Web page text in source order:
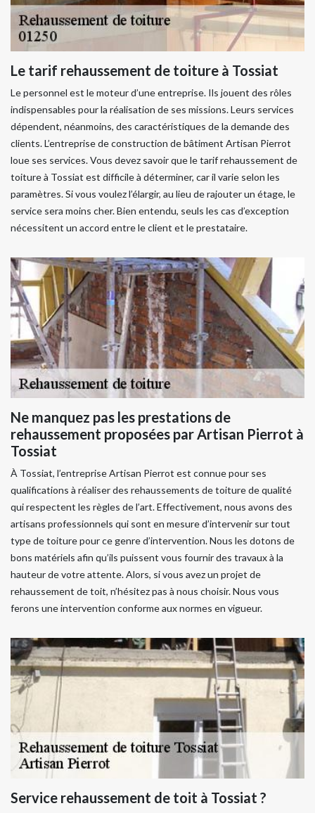
Le tarif rehaussement de toiture à Tossiat
Le personnel est le moteur d’une entreprise. Ils jouent des rôles
indispensables pour la réalisation de ses missions. Leurs services
dépendent, néanmoins, des caractéristiques de la demande des
clients. L’entreprise de construction de bâtiment Artisan Pierrot
loue ses services. Vous devez savoir que le tarif rehaussement de
toiture à Tossiat est difficile à déterminer, car il varie selon les
paramètres. Si vous voulez l’élargir, au lieu de rajouter un étage, le
service sera moins cher. Bien entendu, seuls les cas d’exception
nécessitent un accord entre le client et le prestataire.
Ne manquez pas les prestations de
rehaussement proposées par Artisan Pierrot à
Tossiat
À Tossiat, l’entreprise Artisan Pierrot est connue pour ses
qualifications à réaliser des rehaussements de toiture de qualité
qui respectent les règles de l’art. Effectivement, nous avons des
artisans professionnels qui sont en mesure d’intervenir sur tout
type de toiture pour ce genre d’intervention. Nous les dotons de
bons matériels afin qu’ils puissent vous fournir des travaux à la
hauteur de votre attente. Alors, si vous avez un projet de
rehaussement de toit, n’hésitez pas à nous choisir. Nous vous
ferons une intervention conforme aux normes en vigueur.
Service rehaussement de toit à Tossiat ?